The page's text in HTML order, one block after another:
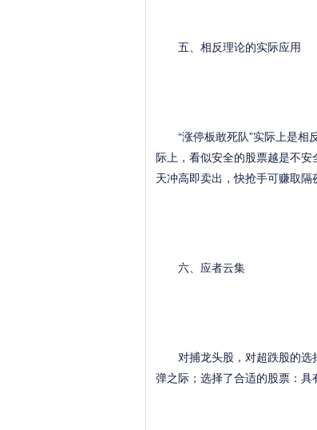
五、相反理论的实际应用
“涨停板敢死队”实际上是相
际上，看似安全的股票越是不
天冲高即卖出，快抢手可赚取隔
六、应者云集
对捕龙头股，对超跌股的选
弹之际；选择了合适的股票：具